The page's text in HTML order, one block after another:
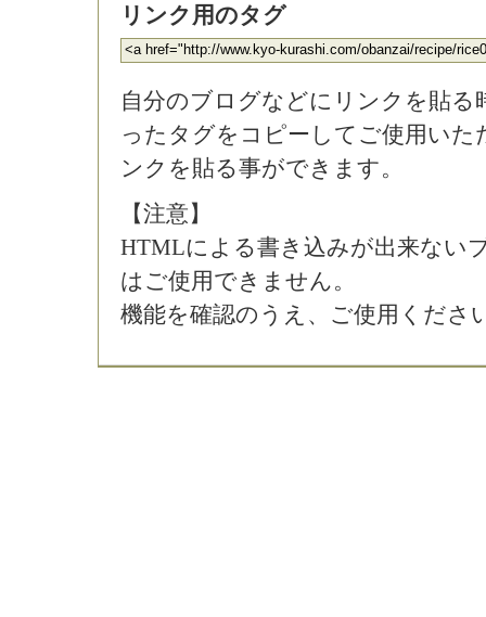
リンク用のタグ
自分のブログなどにリンクを貼る
ったタグをコピーしてご使用いた
ンクを貼る事ができます。
【注意】
HTMLによる書き込みが出来ない
はご使用できません。
機能を確認のうえ、ご使用くださ